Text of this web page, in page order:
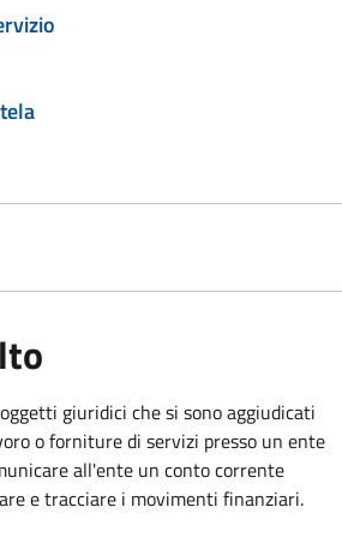
giuridici che si sono aggiudicati
o forniture di servizi presso un ente
all'ente un conto corrente
e tracciare i movimenti finanziari.